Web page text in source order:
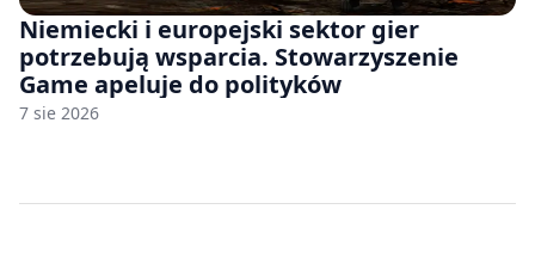
Niemiecki i europejski sektor gier
potrzebują wsparcia. Stowarzyszenie
Game apeluje do polityków
7 sie 2026